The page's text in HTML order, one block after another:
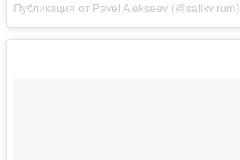
Публикация от Pavel Alekseev (@salixvirum)